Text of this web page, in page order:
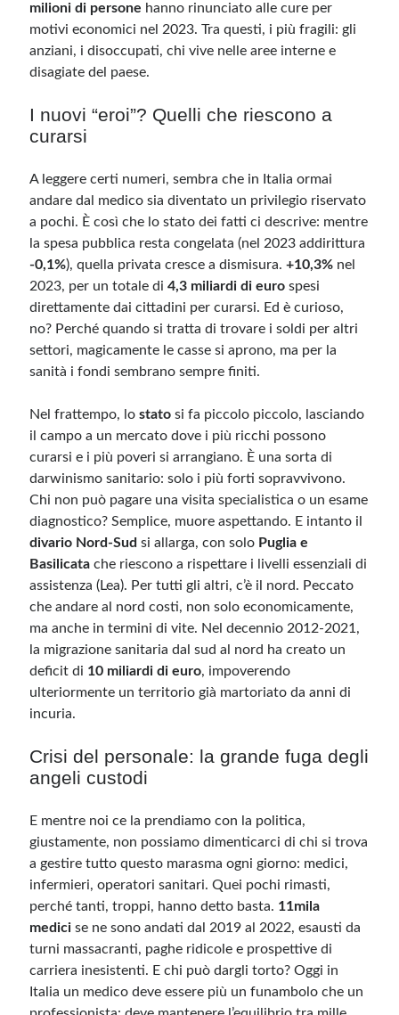
milioni di persone hanno rinunciato alle cure per
motivi economici nel 2023. Tra questi, i più fragili: gli
anziani, i disoccupati, chi vive nelle aree interne e
disagiate del paese.
I nuovi “eroi”? Quelli che riescono a
curarsi
A leggere certi numeri, sembra che in Italia ormai
andare dal medico sia diventato un privilegio riservato
a pochi. È così che lo stato dei fatti ci descrive: mentre
la spesa pubblica resta congelata (nel 2023 addirittura
-0,1%), quella privata cresce a dismisura.+10,3% nel
2023, per un totale di4,3 miliardi di euro spesi
direttamente dai cittadini per curarsi. Ed è curioso,
no? Perché quando si tratta di trovare i soldi per altri
settori, magicamente le casse si aprono, ma per la
sanità i fondi sembrano sempre finiti.
Nel frattempo, lostato si fa piccolo piccolo, lasciando
il campo a un mercato dove i più ricchi possono
curarsi e i più poveri si arrangiano. È una sorta di
darwinismo sanitario: solo i più forti sopravvivono.
Chi non può pagare una visita specialistica o un esame
diagnostico? Semplice, muore aspettando. E intanto il
divario Nord-Sud si allarga, con solo Puglia e
Basilicata che riescono a rispettare i livelli essenziali di
assistenza (Lea). Per tutti gli altri, c’è il nord. Peccato
che andare al nord costi, non solo economicamente,
ma anche in termini di vite. Nel decennio 2012-2021,
la migrazione sanitaria dal sud al nord ha creato un
deficit di 10 miliardi di euro, impoverendo
ulteriormente un territorio già martoriato da anni di
incuria.
Crisi del personale: la grande fuga degli
angeli custodi
E mentre noi ce la prendiamo con la politica,
giustamente, non possiamo dimenticarci di chi si trova
a gestire tutto questo marasma ogni giorno: medici,
infermieri, operatori sanitari. Quei pochi rimasti,
perché tanti, troppi, hanno detto basta. 11mila
medici se ne sono andati dal 2019 al 2022, esausti da
turni massacranti, paghe ridicole e prospettive di
carriera inesistenti. E chi può dargli torto? Oggi in
Italia un medico deve essere più un funambolo che un